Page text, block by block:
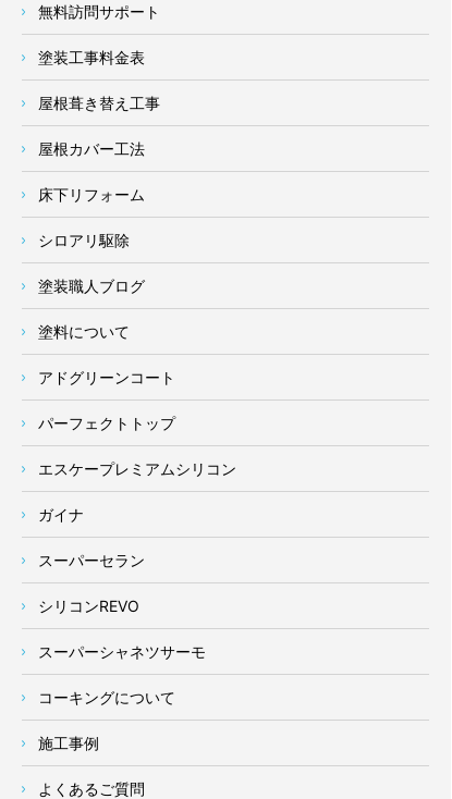
無料訪問サポート
塗装工事料金表
屋根葺き替え工事
屋根カバー工法
床下リフォーム
シロアリ駆除
塗装職人ブログ
塗料について
アドグリーンコート
パーフェクトトップ
エスケープレミアムシリコン
ガイナ
スーパーセラン
シリコンREVO
スーパーシャネツサーモ
コーキングについて
施工事例
よくあるご質問